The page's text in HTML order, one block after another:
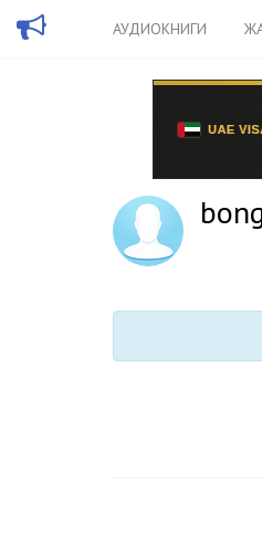
АУДИОКНИГИ